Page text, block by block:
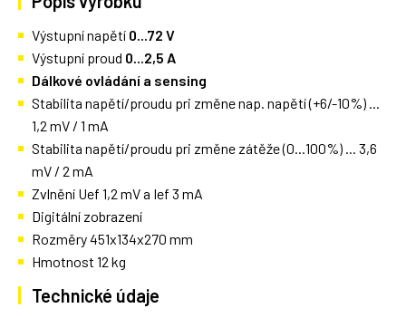
Výstupní napětí 0...72 V
Výstupní proud 0...2,5 A
Dálkové ovládání a sensing
Stabilita napětí/proudu pri změne nap. napětí (+6/-10%) ...
1,2 mV / 1 mA
Stabilita napětí/proudu pri změne zátěže (0...100%) ... 3,6
mV / 2 mA
Zvlnění Uef 1,2 mV a Ief 3 mA
Digitální zobrazení
Rozměry 451x134x270 mm
Hmotnost 12 kg
Technické údaje